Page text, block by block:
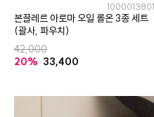
1000013801
본끌레르 아로마 오일 롤온 3종 세트
(괄사, 파우치)
42,000
20% 33,400